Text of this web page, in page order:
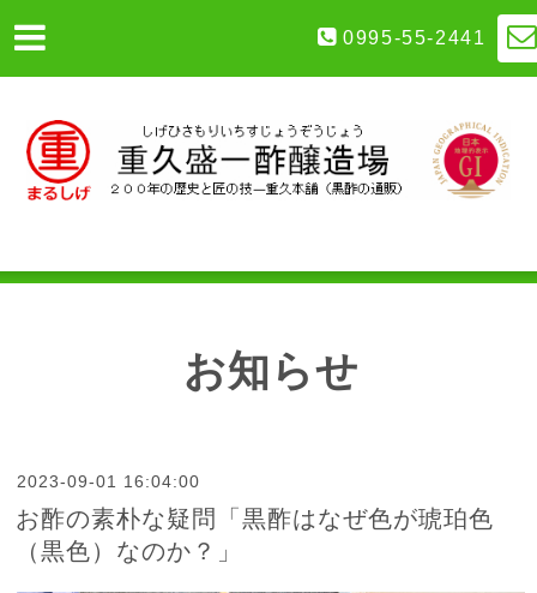
0995-55-2441
お知らせ
2023-09-01 16:04:00
お酢の素朴な疑問「黒酢はなぜ色が琥珀色
（黒色）なのか？」